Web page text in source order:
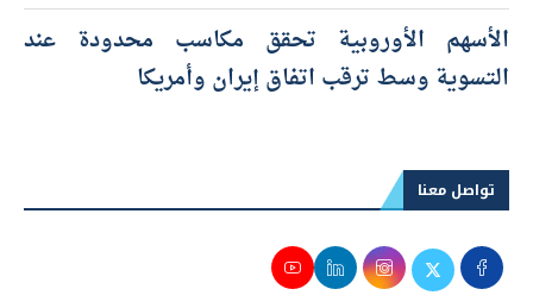
الأسهم الأوروبية تحقق مكاسب محدودة عند
التسوية وسط ترقب اتفاق إيران وأمريكا
تواصل معنا